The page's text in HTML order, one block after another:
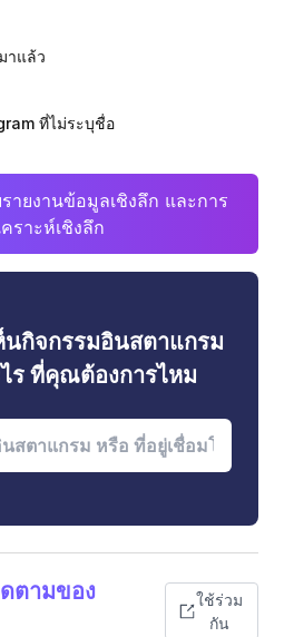
าแล้ว
ที่ไม่ระบุชื่อ
ายงานข้อมูลเชิงลึก และการ
คราะห์เชิงลึก
นกิจกรรมอินสตาแกรม
ร ที่คุณต้องการไหม
ตามของ
ใช้ร่วม
กัน